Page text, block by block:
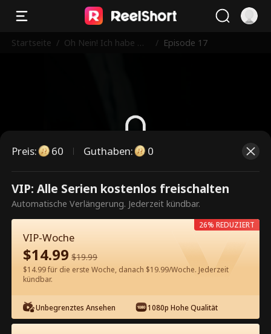
Startseite / Oh Nein! Ich habe mit
/ Episode 17
Dies ist eine kostenpflichtige
Episode. Bitte entsperren, um
weiterzusehen.
60Jetzt entsperren
Kostenlos in der App ansehen
Preis: 60 Guthaben: 0
VIP: Alle Serien kostenlos freischalten
Automatische Verlängerung. Jederzeit kündbar.
VIP-Woche
$14.99 $19.99
$14.99 für die erste Woche, danach $19.99/Woche. Jederzeit
kündbar.
Unbegrenztes Ansehen 1080p Hohe Qualität
26% REDUZIERT